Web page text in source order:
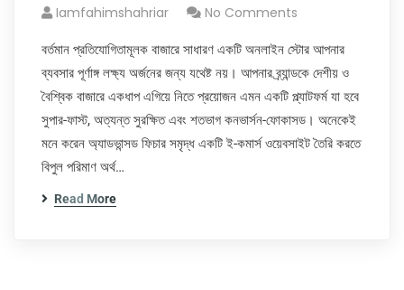
Iamfahimshahriar No Comments
বর্তমান প্রতিযোগিতামূলক বাজারে সাধারণ একটি অনলাইন স্টোর আপনার
ব্যবসার পূর্ণাঙ্গ লক্ষ্য অর্জনের জন্য যথেষ্ট নয়। আপনার ব্র্যান্ডকে দেশীয় ও
বৈশ্বিক বাজারে একধাপ এগিয়ে নিতে প্রয়োজন এমন একটি প্ল্যাটফর্ম যা হবে
সুপার-ফাস্ট, অত্যন্ত সুরক্ষিত এবং শতভাগ কনভার্সন-ফোকাসড। অনেকেই
মনে করেন অ্যাডভান্সড ফিচার সমৃদ্ধ একটি ই-কমার্স ওয়েবসাইট তৈরি করতে
বিপুল পরিমাণ অর্থ…
Read More